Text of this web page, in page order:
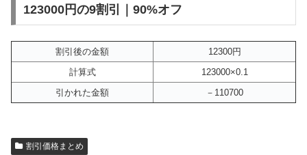
123000円の9割引｜90%オフ
割引後の金額
12300円
計算式
123000×0.1
引かれた金額
－110700
割引価格まとめ